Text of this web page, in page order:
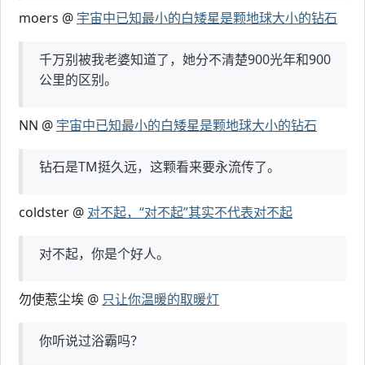
moers @ 宇宙中已知最小的白矮星是颗地球大小的钻石
千万别被我老婆知道了，她分不清楚900光年和900
公里的区别。
NN @ 宇宙中已知最小的白矮星是颗地球大小的钻石
钻石是TM挺久远，这颗看来要永流传了。
coldster @ 对不起，“对不起”其实不代表对不起
对不起，你是个好人。
勿使惹尘埃 @ 只让你温暖的取暖灯
你听说过浴霸吗？